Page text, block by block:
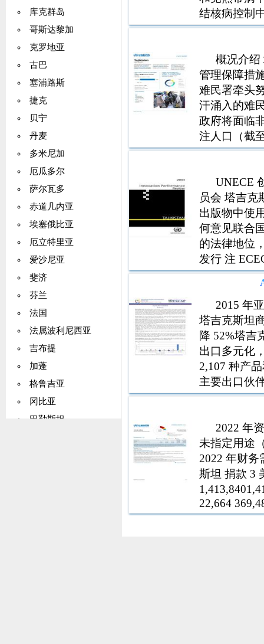
库克群岛
哥斯达黎加
克罗地亚
古巴
塞浦路斯
捷克
贝宁
丹麦
多米尼加
厄瓜多尔
萨尔瓦多
赤道几内亚
埃塞俄比亚
厄立特里亚
爱沙尼亚
斐济
芬兰
法国
法属波利尼西亚
吉布提
加蓬
格鲁吉亚
冈比亚
巴勒斯坦
结核病控制
织和塔吉克
社会合作伙
概况介绍
管理保障措
难民署牵头
汗涌入的难
政府将面临
注人口（截
籍国划分的
UNECE
员会 塔吉克
出版物中使
何意见联合
的法律地位
发行 注
2015 年
塔吉克斯坦
降 52%塔吉
出口多元化
2,107 种产
主要出口伙
斯坦出口的
2022 年
未指定用途
2022 年财务
斯坦 捐款 3
22,664